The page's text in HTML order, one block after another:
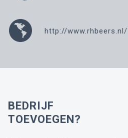
http://www.rhbeers.nl/
BEDRIJF
TOEVOEGEN?